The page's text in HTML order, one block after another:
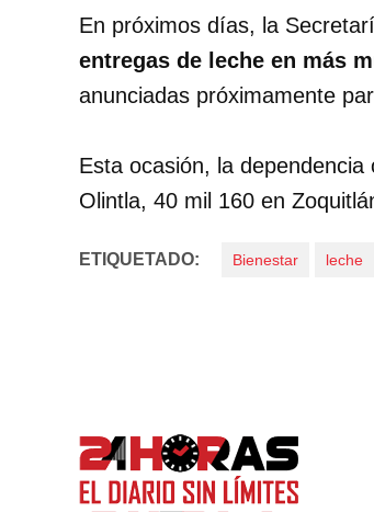
En próximos días, la
entregas de leche en más
anunciadas próximamente
Esta ocasión, la
Olintla, 40 mil 160 en
ETIQUETADO: Bienestar leche